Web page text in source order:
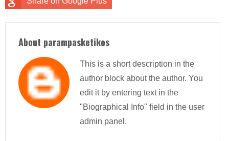
About parampasketikos
This is a short description in the
author block about the author. You
edit it by entering text in the
"Biographical Info" field in the user
admin panel.